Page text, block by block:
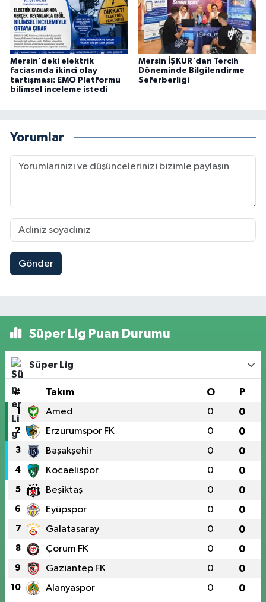
Mersin'deki elektrik
faciasında ikinci olay
tartışması: EMO Platformu
bilimsel inceleme istedi
Mersin İŞKUR'dan Tercih
Döneminde Bilgilendirme
Seferberliği
Yorumlar
Gönder
Süper Lig Puan Durumu
Süper Lig
# Takım O P
1 Amed 0 0
2 Erzurumspor FK 0 0
3 Başakşehir 0 0
4 Kocaelispor 0 0
5 Beşiktaş 0 0
6 Eyüpspor 0 0
7 Galatasaray 0 0
8 Çorum FK 0 0
9 Gaziantep FK 0 0
10 Alanyaspor 0 0